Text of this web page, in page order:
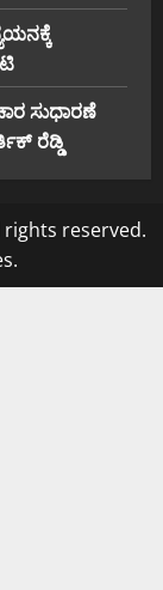
ಸುಧಾರಣೆ
ರೆಡ್ಡಿ
reserved.